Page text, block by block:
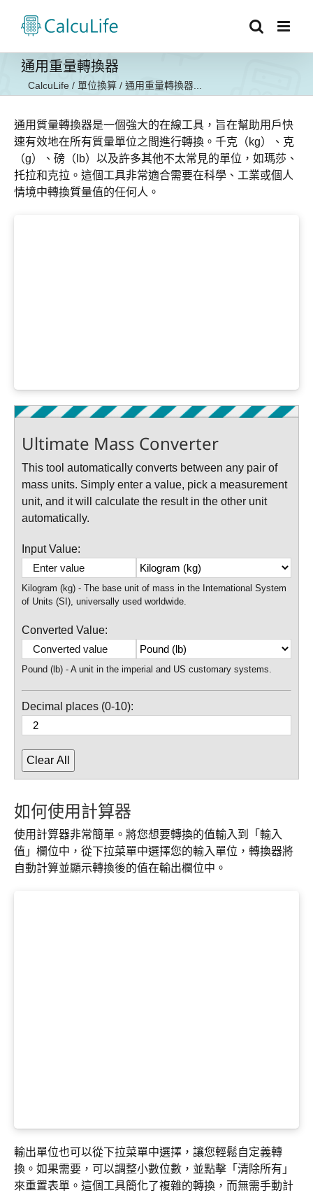
通用重量轉換器
CalcuLife / 單位換算 / 通用重量轉換器...
通用質量轉換器是一個強大的在線工具，旨在幫助用戶快
速有效地在所有質量單位之間進行轉換。千克（kg）、克
（g）、磅（lb）以及許多其他不太常見的單位，如瑪莎、
托拉和克拉。這個工具非常適合需要在科學、工業或個人
情境中轉換質量值的任何人。
Ultimate Mass Converter
This tool automatically converts between any pair of
mass units. Simply enter a value, pick a measurement
unit, and it will calculate the result in the other unit
automatically.
Input Value:
Kilogram (kg) - The base unit of mass in the International System
of Units (SI), universally used worldwide.
Converted Value:
Pound (lb) - A unit in the imperial and US customary systems.
Decimal places (0-10):
Clear All
如何使用計算器
使用計算器非常簡單。將您想要轉換的值輸入到「輸入
值」欄位中，從下拉菜單中選擇您的輸入單位，轉換器將
自動計算並顯示轉換後的值在輸出欄位中。
輸出單位也可以從下拉菜單中選擇，讓您輕鬆自定義轉
換。如果需要，可以調整小數位數，並點擊「清除所有」
來重置表單。這個工具簡化了複雜的轉換，而無需手動計